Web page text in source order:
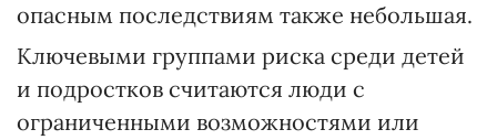
опасным последствиям также небольшая.
Ключевыми группами риска среди детей
и подростков считаются люди с
ограниченными возможностями или